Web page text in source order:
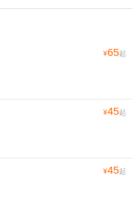
¥65起
¥45起
¥45起